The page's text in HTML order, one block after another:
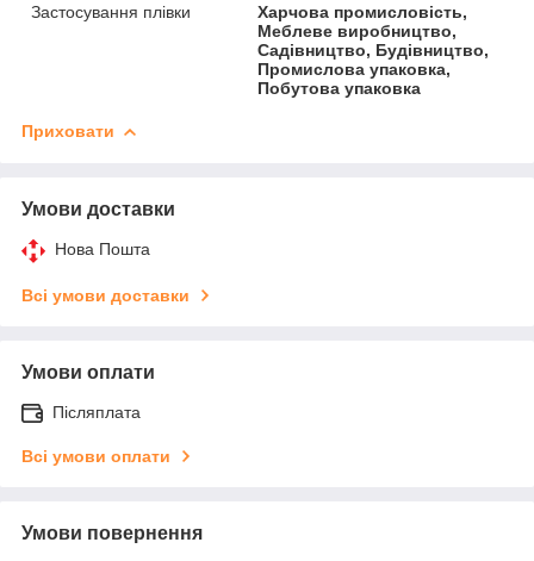
Застосування плівки
Харчова промисловість,
Меблеве виробництво,
Садівництво, Будівництво,
Промислова упаковка,
Побутова упаковка
Приховати
Умови доставки
Нова Пошта
Всі умови доставки
Умови оплати
Післяплата
Всі умови оплати
Умови повернення